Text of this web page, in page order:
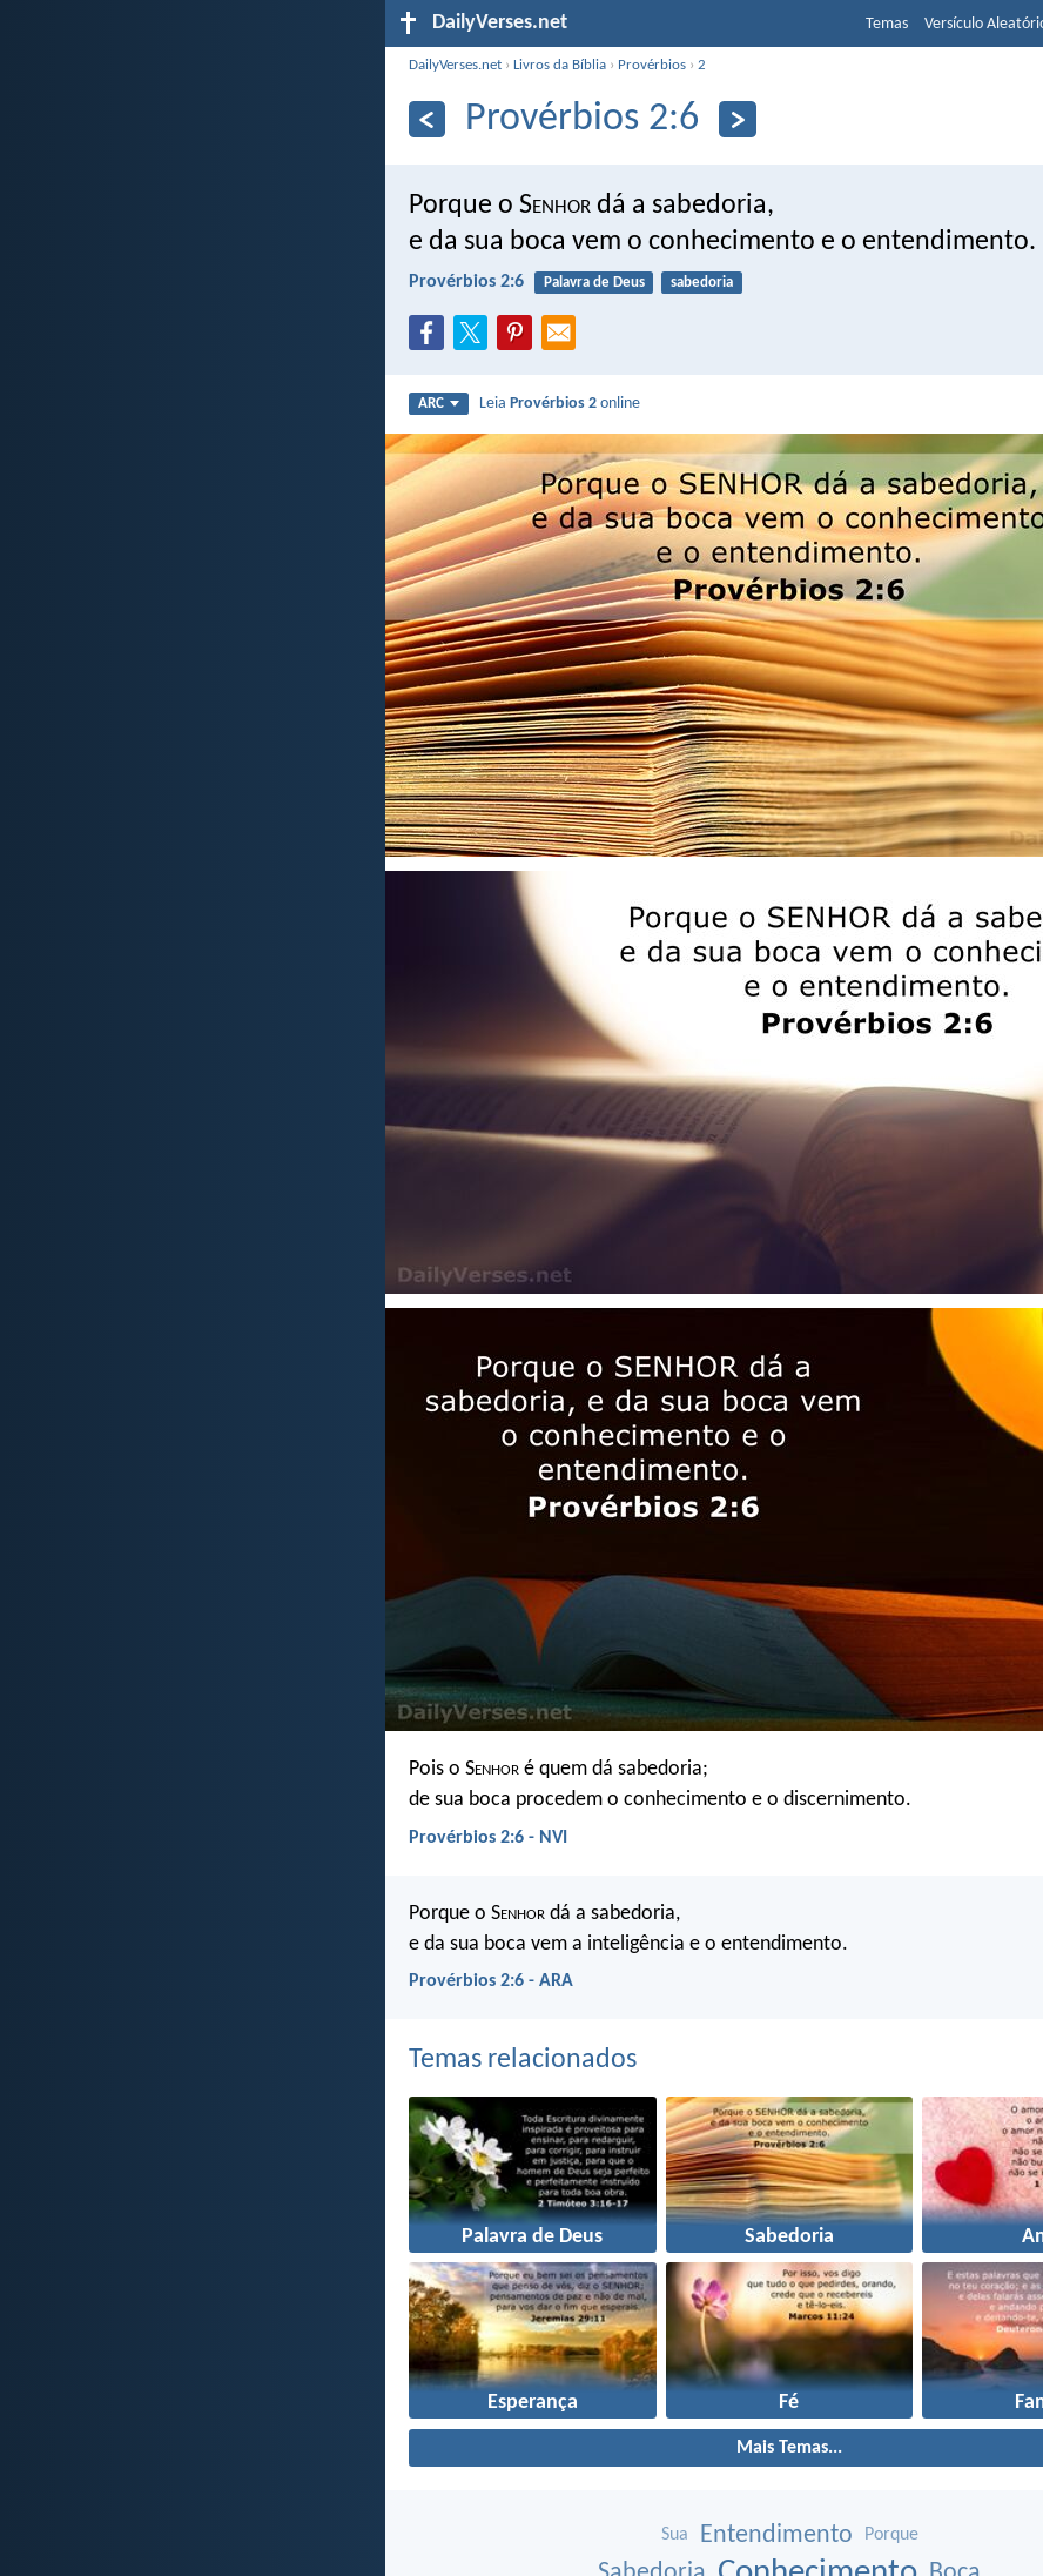
DailyVerses.net Temas Versículo
DailyVerses.net ›Livros da Bíblia › Provérbios ›2
Provérbios 2:6
Porque o Senhor dá a sabedoria,
e da sua boca vem o conhecimento e o entendimento.
Provérbios 2:6 Palavra de Deus sabedoria
ARC LeiaProvérbios 2 online
Pois o Senhor é quem dá sabedoria;
de sua boca procedem o conhecimento e o discernimento.
Provérbios 2:6 - NVI
Porque o Senhor dá a sabedoria,
e da sua boca vem a inteligência e o entendimento.
Provérbios 2:6 - ARA
Temas relacionados
Palavra de Deus Sabedoria
Esperança Fé
Mais Temas...
Sua Entendimento Porque